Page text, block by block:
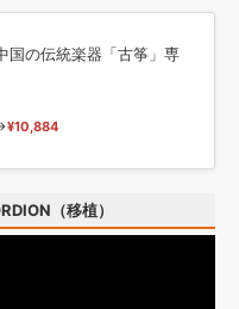
国の伝統楽器「古筝」専
¥10,884
（移植）